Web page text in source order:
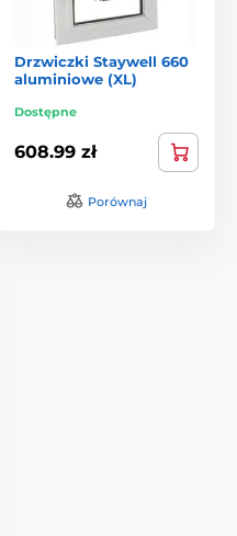
Drzwiczki Staywell 660
aluminiowe (XL)
Dostępne
608.99 zł
Porównaj